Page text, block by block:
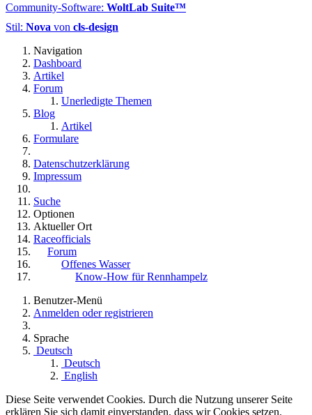
Community-Software: WoltLab Suite™
Stil: Nova von cls-design
Navigation
Dashboard
Artikel
Forum
Unerledigte Themen
Blog
Artikel
Formulare
Datenschutzerklärung
Impressum
Suche
Optionen
Aktueller Ort
Raceofficials
Forum
Offenes Wasser
Know-How für Rennhampelz
Benutzer-Menü
Anmelden oder registrieren
Sprache
Deutsch
Deutsch
English
Diese Seite verwendet Cookies. Durch die Nutzung unserer Seite
erklären Sie sich damit einverstanden, dass wir Cookies setzen.